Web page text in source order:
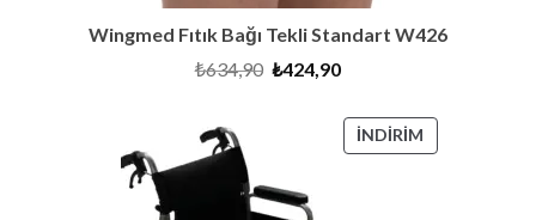
Wingmed Fıtık Bağı Tekli Standart W426
₺634,90 Orijinal
₺424,90Şu
₺424,90.
İNDIRIM
ÜRÜN